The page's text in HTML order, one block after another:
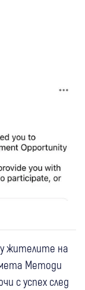
жителите на
Методи
с успех след